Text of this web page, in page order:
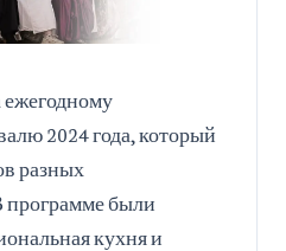
2024 года, который
разных
программе были
кухня и